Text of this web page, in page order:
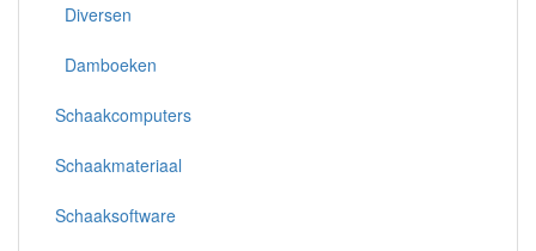
Diversen
Damboeken
Schaakcomputers
Schaakmateriaal
Schaaksoftware